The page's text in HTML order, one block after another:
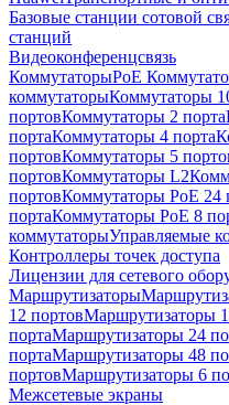
Базовые станции сотовой
станций
Видеоконференцсвязь
КоммутаторыPoE
коммутаторыКоммутаторы
портовКоммутаторы 2 порта
портаКоммутаторы 4 порта
портовКоммутаторы 5
портовКоммутаторы L2
портовКоммутаторы PoE 24
портаКоммутаторы PoE 8
коммутаторыУправляемые
Контроллеры точек доступа
Лицензии для сетевого
Маршрутизаторы
12 портовМаршрутизаторы
портаМаршрутизаторы 24
портаМаршрутизаторы 48
портовМаршрутизаторы 6
Межсетевые экраны